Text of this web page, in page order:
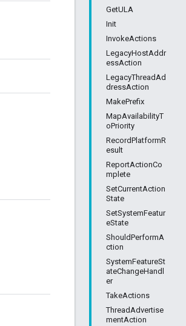
GetULA
Init
InvokeActions
LegacyHostAddr
essAction
LegacyThreadAd
dressAction
MakePrefix
MapAvailabilityT
oPriority
RecordPlatformR
esult
ReportActionCo
mplete
SetCurrentAction
State
SetSystemFeatur
eState
ShouldPerformA
ction
SystemFeatureSt
ateChangeHandl
er
TakeActions
ThreadAdvertise
mentAction